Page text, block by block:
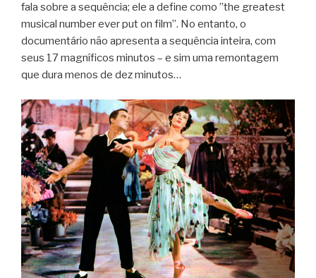
fala sobre a sequência; ele a define como ”the greatest
musical number ever put on film”. No entanto, o
documentário não apresenta a sequência inteira, com
seus 17 magníficos minutos – e sim uma remontagem
que dura menos de dez minutos…